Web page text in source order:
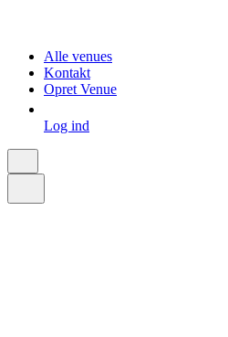
Alle venues
Kontakt
Opret Venue
Log ind